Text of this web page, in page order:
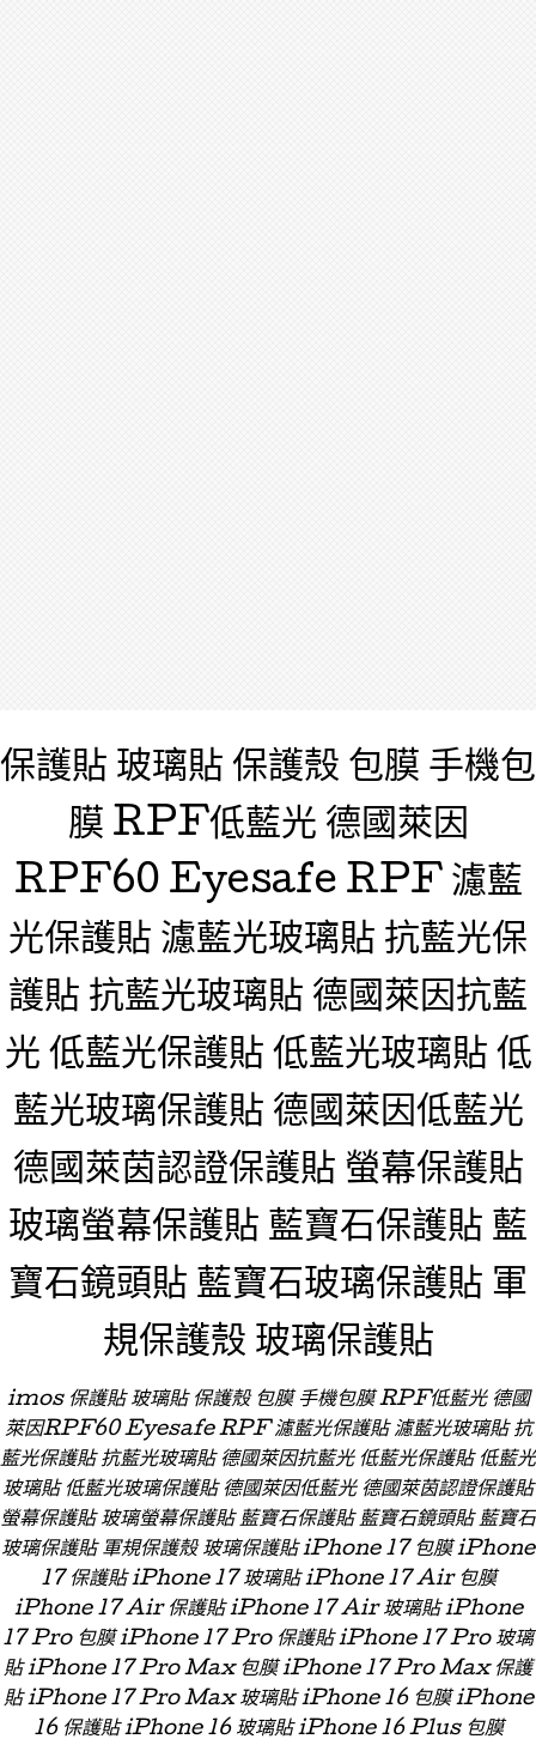
保護貼 玻璃貼 保護殼 包膜 手機包
膜 RPF低藍光 德國萊因
RPF60 Eyesafe RPF 濾藍
光保護貼 濾藍光玻璃貼 抗藍光保
護貼 抗藍光玻璃貼 德國萊因抗藍
光 低藍光保護貼 低藍光玻璃貼 低
藍光玻璃保護貼 德國萊因低藍光
德國萊茵認證保護貼 螢幕保護貼
玻璃螢幕保護貼 藍寶石保護貼 藍
寶石鏡頭貼 藍寶石玻璃保護貼 軍
規保護殼 玻璃保護貼
imos 保護貼 玻璃貼 保護殼 包膜 手機包膜 RPF低藍光 德國
萊因RPF60 Eyesafe RPF 濾藍光保護貼 濾藍光玻璃貼 抗
藍光保護貼 抗藍光玻璃貼 德國萊因抗藍光 低藍光保護貼 低藍光
玻璃貼 低藍光玻璃保護貼 德國萊因低藍光 德國萊茵認證保護貼
螢幕保護貼 玻璃螢幕保護貼 藍寶石保護貼 藍寶石鏡頭貼 藍寶石
玻璃保護貼 軍規保護殼 玻璃保護貼 iPhone 17 包膜 iPhone
17 保護貼 iPhone 17 玻璃貼 iPhone 17 Air 包膜
iPhone 17 Air 保護貼 iPhone 17 Air 玻璃貼 iPhone
17 Pro 包膜 iPhone 17 Pro 保護貼 iPhone 17 Pro 玻璃
貼 iPhone 17 Pro Max 包膜 iPhone 17 Pro Max 保護
貼 iPhone 17 Pro Max 玻璃貼 iPhone 16 包膜 iPhone
16 保護貼 iPhone 16 玻璃貼 iPhone 16 Plus 包膜